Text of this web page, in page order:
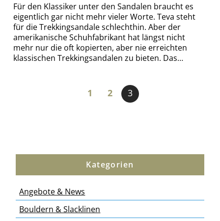
Für den Klassiker unter den Sandalen braucht es
eigentlich gar nicht mehr vieler Worte. Teva steht
für die Trekkingsandale schlechthin. Aber der
amerikanische Schuhfabrikant hat längst nicht
mehr nur die oft kopierten, aber nie erreichten
klassischen Trekkingsandalen zu bieten. Das…
1 2 3
Kategorien
Angebote & News
Bouldern & Slacklinen